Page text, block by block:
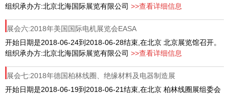
组织承办方:北京北海国际展览有限公司 >>查看详细信息
展会六:2018年美国国际电机展览会EASA
开始日期是2018-06-24到2018-06-28结束,在北京 北京展览馆召开。
组织承办方:北京北海国际展览有限公司 >>查看详细信息
展会七:2018年德国柏林线圈、绝缘材料及电器制造展
开始日期是2018-06-19到2018-06-21结束,在北京 柏林线圈展组委会